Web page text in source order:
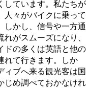
しています。私たちが
人々がバイクに乗って
しかし、信号や一方通
がスムーズになり、
ドの多くは英語と他の
れて行きます。しか
ィブへ来る観光客は国
じめ調べておかなけれ